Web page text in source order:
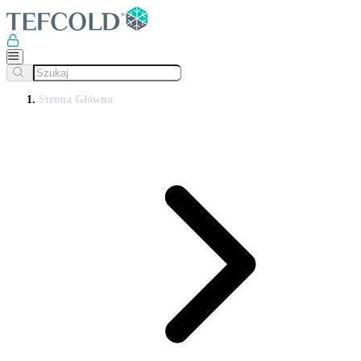
Strona Główna